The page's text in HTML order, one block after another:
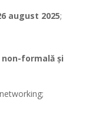
august 2025;
formală și